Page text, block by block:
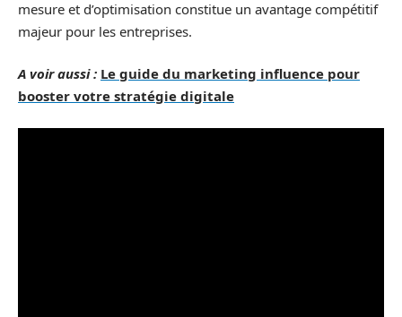
mesure et d’optimisation constitue un avantage compétitif
majeur pour les entreprises.
A voir aussi : Le guide du marketing influence pour
booster votre stratégie digitale